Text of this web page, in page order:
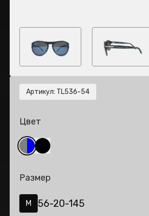
Артикул: TL536-54
Цвет
Размер
M 56-20-145